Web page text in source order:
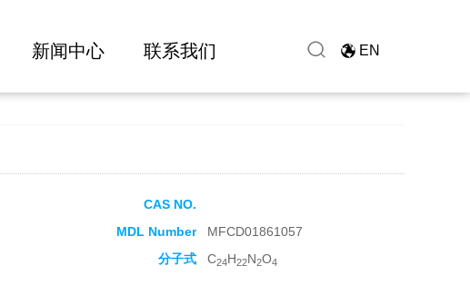
新闻中心 联系我们 EN
CAS NO.
MDL Number
MFCD01861057
分子式 C24H22N2O4